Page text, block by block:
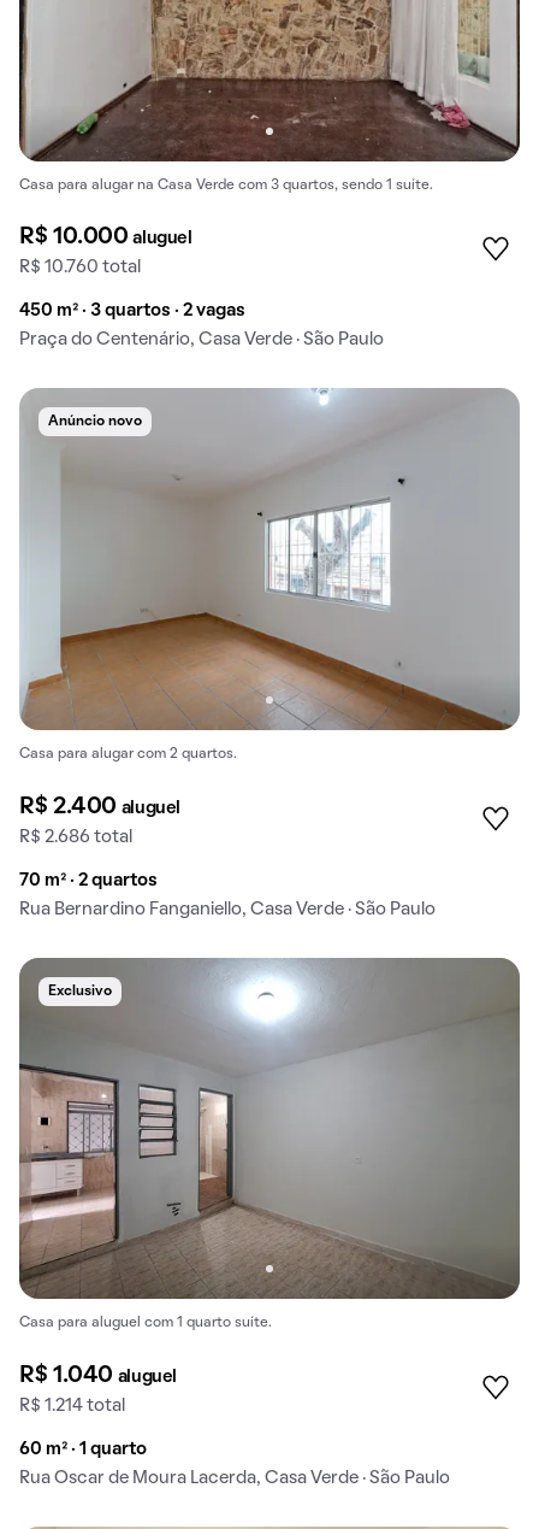
Casa para alugar na Casa Verde com 3 quartos, sendo 1 suíte.
R$ 10.000aluguel
R$ 10.760 total
450 m² · 3 quartos · 2 vagas
Praça do Centenário, Casa Verde · São Paulo
Anúncio novo
Casa para alugar com 2 quartos.
R$ 2.400 aluguel
R$ 2.686 total
70 m² · 2 quartos
Rua Bernardino Fanganiello, Casa Verde · São Paulo
Exclusivo
Casa para aluguel com 1 quarto suíte.
R$ 1.040 aluguel
R$ 1.214 total
60 m² · 1 quarto
Rua Oscar de Moura Lacerda, Casa Verde · São Paulo